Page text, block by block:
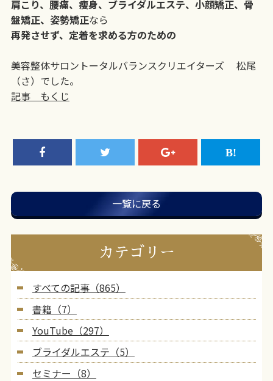
肩こり、腰痛、痩身、ブライダルエステ、小顔矯正、骨
盤矯正、姿勢矯正なら
再発させず、定着を求める方のための
美容整体サロントータルバランスクリエイターズ 松尾
（さ）でした。
記事 もくじ
一覧に戻る
カテゴリー
すべての記事（865）
書籍（7）
YouTube（297）
ブライダルエステ（5）
セミナー（8）